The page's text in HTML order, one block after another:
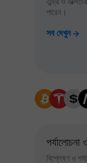
এন্ট্রি ও
পারেন।
সব দেখুন
পর্যালোচনা
বিশ্লেষণ ও